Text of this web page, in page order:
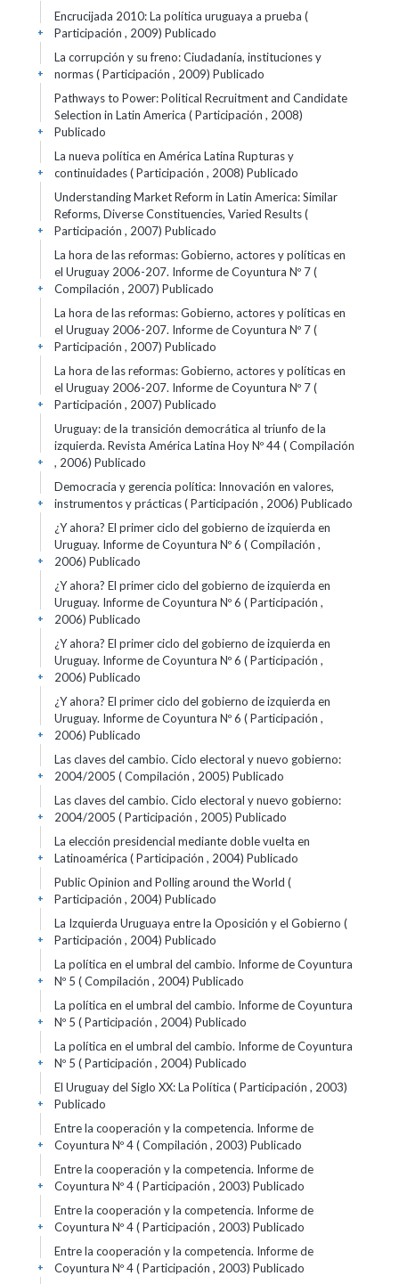
Encrucijada 2010: La política uruguaya a prueba (
Participación , 2009) Publicado
+
La corrupción y su freno: Ciudadanía, instituciones y
normas ( Participación , 2009) Publicado
+
Pathways to Power: Political Recruitment and Candidate
Selection in Latin America ( Participación , 2008)
Publicado
+
La nueva política en América Latina Rupturas y
continuidades ( Participación , 2008) Publicado
+
Understanding Market Reform in Latin America: Similar
Reforms, Diverse Constituencies, Varied Results (
Participación , 2007) Publicado
+
La hora de las reformas: Gobierno, actores y políticas en
el Uruguay 2006-207. Informe de Coyuntura Nº 7 (
Compilación , 2007) Publicado
+
La hora de las reformas: Gobierno, actores y políticas en
el Uruguay 2006-207. Informe de Coyuntura Nº 7 (
Participación , 2007) Publicado
+
La hora de las reformas: Gobierno, actores y políticas en
el Uruguay 2006-207. Informe de Coyuntura Nº 7 (
Participación , 2007) Publicado
+
Uruguay: de la transición democrática al triunfo de la
izquierda. Revista América Latina Hoy Nº 44 ( Compilación
, 2006) Publicado
+
Democracia y gerencia política: Innovación en valores,
instrumentos y prácticas ( Participación , 2006) Publicado
+
¿Y ahora? El primer ciclo del gobierno de izquierda en
Uruguay. Informe de Coyuntura Nº 6 ( Compilación ,
2006) Publicado
+
¿Y ahora? El primer ciclo del gobierno de izquierda en
Uruguay. Informe de Coyuntura Nº 6 ( Participación ,
2006) Publicado
+
¿Y ahora? El primer ciclo del gobierno de izquierda en
Uruguay. Informe de Coyuntura Nº 6 ( Participación ,
2006) Publicado
+
¿Y ahora? El primer ciclo del gobierno de izquierda en
Uruguay. Informe de Coyuntura Nº 6 ( Participación ,
2006) Publicado
+
Las claves del cambio. Ciclo electoral y nuevo gobierno:
2004/2005 ( Compilación , 2005) Publicado
+
Las claves del cambio. Ciclo electoral y nuevo gobierno:
2004/2005 ( Participación , 2005) Publicado
+
La elección presidencial mediante doble vuelta en
Latinoamérica ( Participación , 2004) Publicado
+
Public Opinion and Polling around the World (
Participación , 2004) Publicado
+
La Izquierda Uruguaya entre la Oposición y el Gobierno (
Participación , 2004) Publicado
+
La política en el umbral del cambio. Informe de Coyuntura
Nº 5 ( Compilación , 2004) Publicado
+
La política en el umbral del cambio. Informe de Coyuntura
Nº 5 ( Participación , 2004) Publicado
+
La política en el umbral del cambio. Informe de Coyuntura
Nº 5 ( Participación , 2004) Publicado
+
El Uruguay del Siglo XX: La Política ( Participación , 2003)
Publicado
+
Entre la cooperación y la competencia. Informe de
Coyuntura Nº 4 ( Compilación , 2003) Publicado
+
Entre la cooperación y la competencia. Informe de
Coyuntura Nº 4 ( Participación , 2003) Publicado
+
Entre la cooperación y la competencia. Informe de
Coyuntura Nº 4 ( Participación , 2003) Publicado
+
Entre la cooperación y la competencia. Informe de
Coyuntura Nº 4 ( Participación , 2003) Publicado
+